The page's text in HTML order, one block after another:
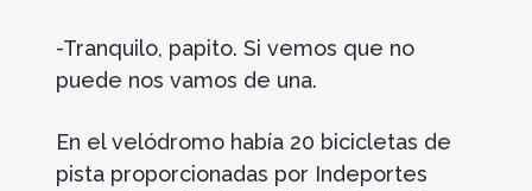
-Tranquilo, papito. Si vemos que no
puede nos vamos de una.
En el velódromo había 20 bicicletas de
pista proporcionadas por Indeportes